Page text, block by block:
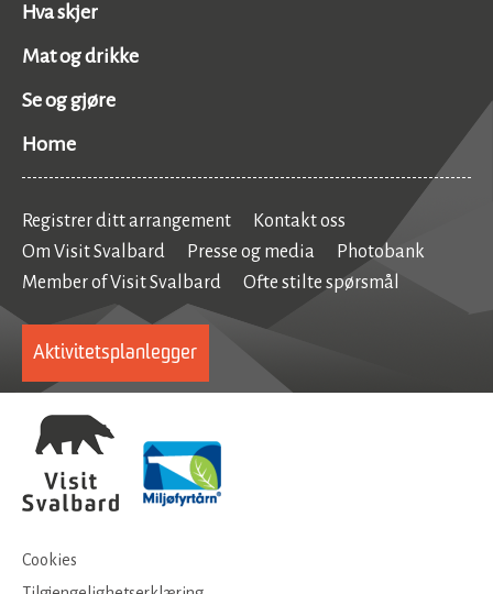
Hva skjer
Mat og drikke
Se og gjøre
Home
Registrer ditt arrangement
Kontakt oss
Om Visit Svalbard
Presse og media
Photobank
Member of Visit Svalbard
Ofte stilte spørsmål
Aktivitetsplanlegger
Cookies